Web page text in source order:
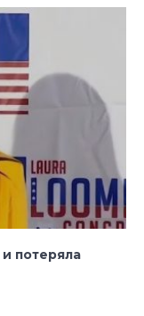
потеряла